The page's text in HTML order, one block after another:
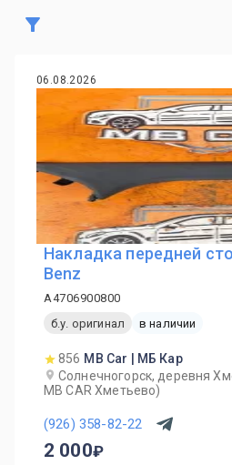
06.08.2026
Накладка передней
Benz
A4706900800
б.у. оригинал
в наличии
856 MB Car | МБ Кар
Солнечногорск, деревня
MB CAR Хметьево)
(926) 358-82-22
2 000